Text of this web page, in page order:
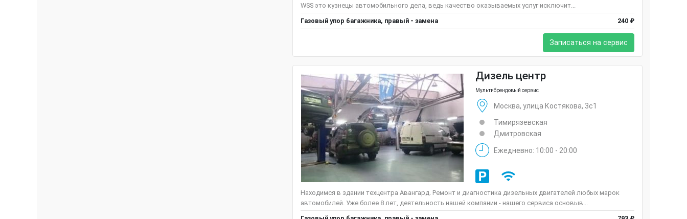
WSS это кузнецы автомобильного дела, ведь качество оказываемых услуг исключит...
Газовый упор багажника, правый - замена
240 ₽
Записаться на сервис
Дизель центр
Мультибрендовый сервис
Москва, улица Костякова, 3с1
Тимирязевская
Дмитровская
Ежедневно: 10:00 - 20:00
Находимся в здании техцентра Авангард. Ремонт и диагностика дизельных двигателей любых марок
автомобилей. Уже более 8 лет, деятельность нашей компании - нашего сервиса основыв...